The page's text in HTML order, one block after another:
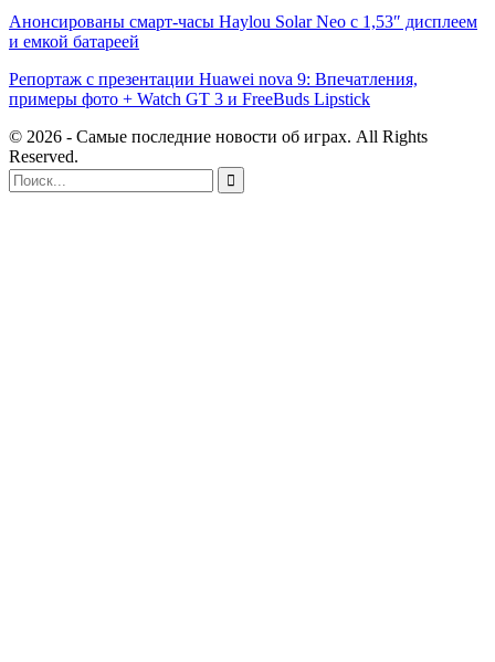
Анонсированы смарт-часы Haylou Solar Neo с 1,53″ дисплеем
и емкой батареей
Репортаж с презентации Huawei nova 9: Впечатления,
примеры фото + Watch GT 3 и FreeBuds Lipstick
© 2026 - Самые последние новости об играх. All Rights
Reserved.